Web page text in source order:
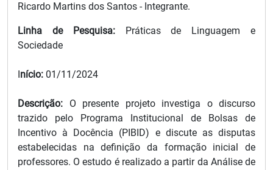
Ricardo Martins dos Santos - Integrante.
Linha de Pesquisa: Práticas de Linguagem e
Sociedade
Início: 01/11/2024
Descrição:
O presente projeto investiga o discurso
trazido pelo Programa Institucional de Bolsas de
Incentivo à Docência (PIBID) e discute as disputas
estabelecidas na definição da formação inicial de
professores. O estudo é realizado a partir da Análise de